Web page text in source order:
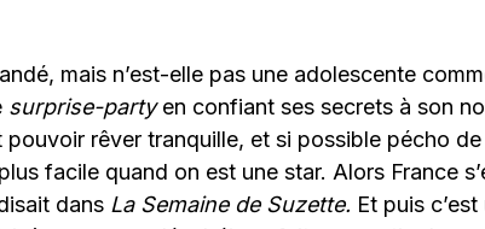
mais n’est-elle pas une adolescente
surprise-partyen confiant ses secrets à son
pouvoir rêver tranquille, et si possible pécho
facile quand on est une star. Alors France
dans La Semaine de Suzette. Et puis